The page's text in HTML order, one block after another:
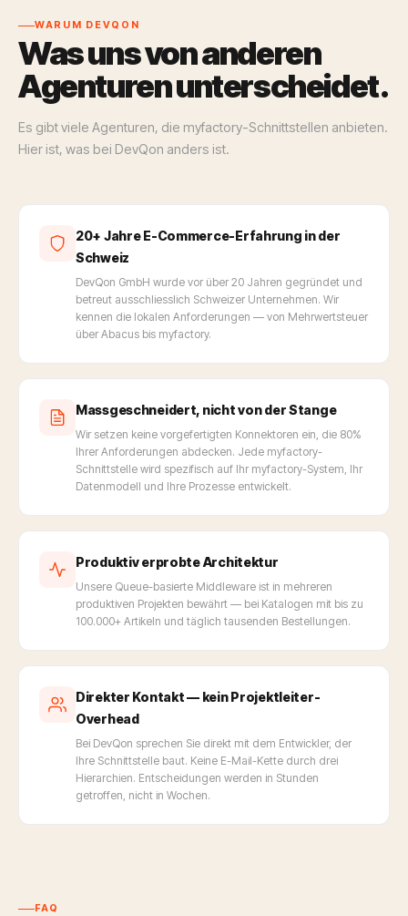
WARUM DEVQON
Was uns von anderen
Agenturen unterscheidet.
Es gibt viele Agenturen, die myfactory-Schnittstellen anbieten.
Hier ist, was bei DevQon anders ist.
20+ Jahre E-Commerce-Erfahrung in der
Schweiz
DevQon GmbH wurde vor über 20 Jahren gegründet und
betreut ausschliesslich Schweizer Unternehmen. Wir
kennen die lokalen Anforderungen — von Mehrwertsteuer
über Abacus bis myfactory.
Massgeschneidert, nicht von der Stange
Wir setzen keine vorgefertigten Konnektoren ein, die 80%
Ihrer Anforderungen abdecken. Jede myfactory-
Schnittstelle wird spezifisch auf Ihr myfactory-System, Ihr
Datenmodell und Ihre Prozesse entwickelt.
Produktiv erprobte Architektur
Unsere Queue-basierte Middleware ist in mehreren
produktiven Projekten bewährt — bei Katalogen mit bis zu
100.000+ Artikeln und täglich tausenden Bestellungen.
Direkter Kontakt — kein Projektleiter-
Overhead
Bei DevQon sprechen Sie direkt mit dem Entwickler, der
Ihre Schnittstelle baut. Keine E-Mail-Kette durch drei
Hierarchien. Entscheidungen werden in Stunden
getroffen, nicht in Wochen.
FAQ